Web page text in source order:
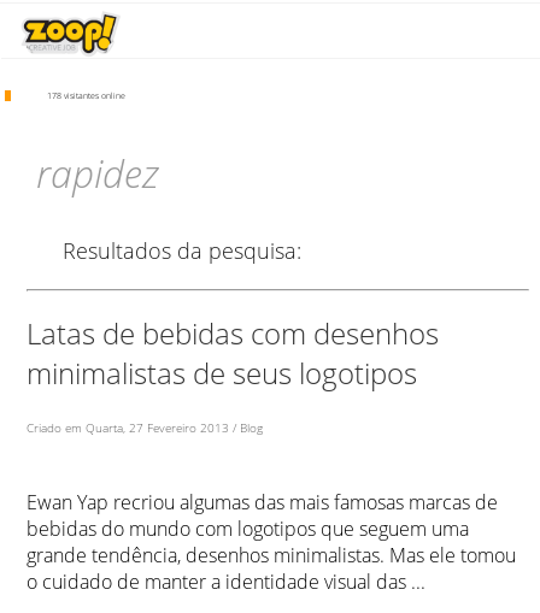
178 visitantes online
rapidez
Resultados da pesquisa:
Latas de bebidas com desenhos
minimalistas de seus logotipos
Criado em Quarta, 27 Fevereiro 2013 / Blog
Ewan Yap recriou algumas das mais famosas marcas de
bebidas do mundo com logotipos que seguem uma
grande tendência, desenhos minimalistas. Mas ele tomou
o cuidado de manter a identidade visual das ...